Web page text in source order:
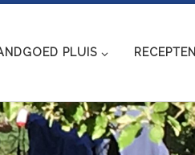
PLUIS RECEPTEN